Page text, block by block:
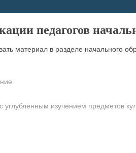
педагогов
материал в разделе начального
изучением предметов